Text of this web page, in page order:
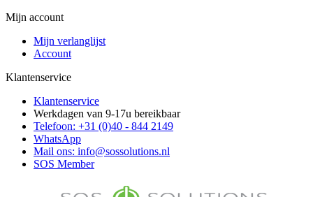
Mijn account
Mijn verlanglijst
Account
Klantenservice
Klantenservice
Werkdagen van 9-17u bereikbaar
Telefoon: +31 (0)40 - 844 2149
WhatsApp
Mail ons: info@sossolutions.nl
SOS Member